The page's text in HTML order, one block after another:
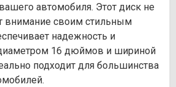
автомобиля. Этот диск не
внимание своим стильным
надежность и
16 дюймов и шириной
подходит для большинства